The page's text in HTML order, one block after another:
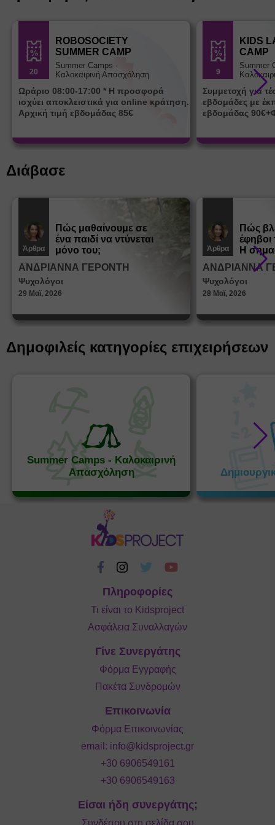
20
ROBOSOCIETY
SUMMER CAMP
Summer Camps -
Καλοκαιρινή Απασχόληση
Ωράριο 08:00-17:00 * Η προσφορά
ισχύει αποκλειστικά για online κράτηση.
Αρχική τιμή εβδομάδας 85€
9
KIDS
CAMP
Summer
Συμμετοχή για
εβδομάδες με
εβδομάδας
Διάβασε
Άρθρα
Πώς μαθαίνουμε σε
ένα παιδί να ντύνεται
μόνο του;
ΑΝΔΡΙΑΝΝΑ ΓΕΡΟΝΤΗ
Ψυχολόγοι
29 Μαϊ, 2026
Άρθρα
Πώς
Η
στη
ΑΝΔΡΙΑΝΝΑ
Ψυχολόγοι
28 Μαϊ, 2026
Δημοφιλείς κατηγορίες επιχειρήσεων
Summer Camps - Καλοκαιρινή
Απασχόληση
Πληροφορίες
Τι είναι το Kidsproject
Ασφάλεια Συναλλαγών
Γίνε Συνεργάτης
Φόρμα Εγγραφής
Πακέτα Συνδρομών
Επικοινωνία
Φόρμα Επικοινωνίας
email: info@kidsproject.gr
+30 6906549161
+30 6906549163
Είσαι ήδη συνεργάτης;
Συνδέσου στη σελίδα σου